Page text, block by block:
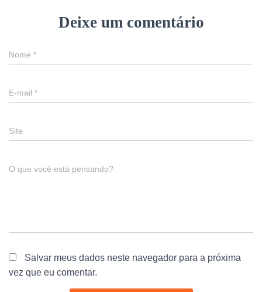
Deixe um comentário
Nome *
E-mail *
Site
O que você está pensando?
Salvar meus dados neste navegador para a próxima
vez que eu comentar.